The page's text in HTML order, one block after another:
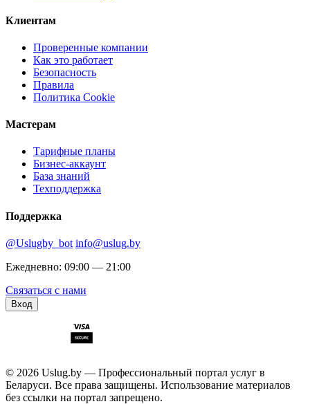
Клиентам
Проверенные компании
Как это работает
Безопасность
Правила
Политика Cookie
Мастерам
Тарифные планы
Бизнес-аккаунт
База знаний
Техподдержка
Поддержка
@Uslugby_bot info@uslug.by
Ежедневно: 09:00 — 21:00
Связаться с нами
Вход
© 2026 Uslug.by — Профессиональный портал услуг в
Беларуси. Все права защищены. Использование материалов
без ссылки на портал запрещено.